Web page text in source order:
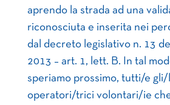
aprendo la strada ad una
riconosciuta e inserita nei
dal decreto legislativo n. 13
2013 – art. 1, lett. B. In tal
speriamo prossimo, tutti/e gli/
operatori/trici volontari/ie